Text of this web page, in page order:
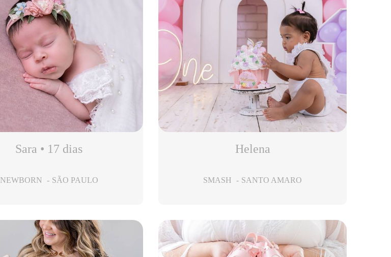
Sara • 17 dias
NEWBORN SÃO PAULO
Helena
SMASH SANTO AMARO